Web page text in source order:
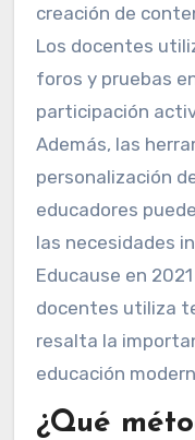
creación de
Los docentes
foros y pruebas
participación
Además, las
personalización
educadores
las necesidades
Educause en
docentes utiliza
resalta la
educación
¿Qué